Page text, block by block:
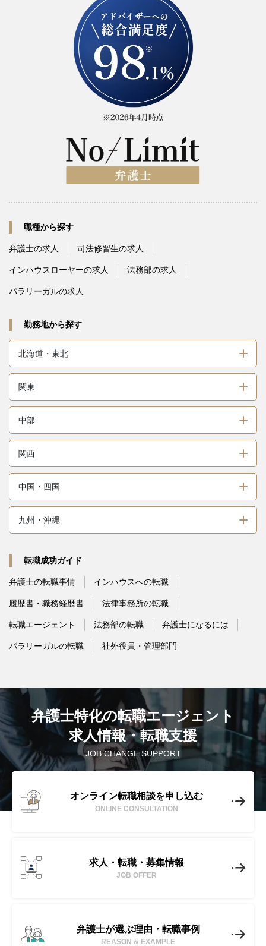
職種から探す
弁護士の求人 司法修習生の求人
インハウスローヤーの求人 法務部の求人
パラリーガルの求人
勤務地から探す
北海道・東北
関東
中部
関西
中国・四国
九州・沖縄
転職成功ガイド
弁護士の転職事情 インハウスへの転職
履歴書・職務経歴書 法律事務所の転職
転職エージェント 法務部の転職 弁護士になるには
パラリーガルの転職 社外役員・管理部門
JOB CHANGE SUPPORT
弁護士特化の転職エージェント
求人情報・転職支援
オンライン転職相談を申し込む
ONLINE CONSULTATION
求人・転職・募集情報
JOB OFFER
弁護士が選ぶ理由・転職事例
REASON & EXAMPLE